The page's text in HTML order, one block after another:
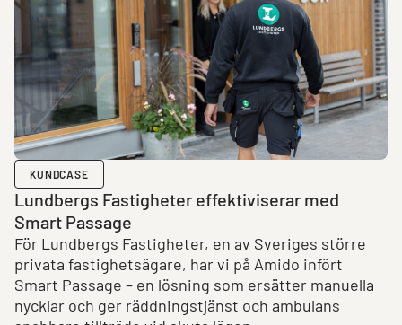
KUNDCASE
Lundbergs Fastigheter effektiviserar med
Smart Passage
För Lundbergs Fastigheter, en av Sveriges större
privata fastighetsägare, har vi på Amido infört
Smart Passage – en lösning som ersätter manuella
nycklar och ger räddningstjänst och ambulans